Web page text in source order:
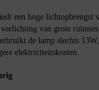
een hoge lichtopbrengst
van grote
de lamp slechts
elektriciteitskosten.